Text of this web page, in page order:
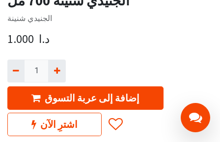
الجنيدي شنينة
1.000 د.ا
إضافة إلى عربة التسوق
اشترِ الآن